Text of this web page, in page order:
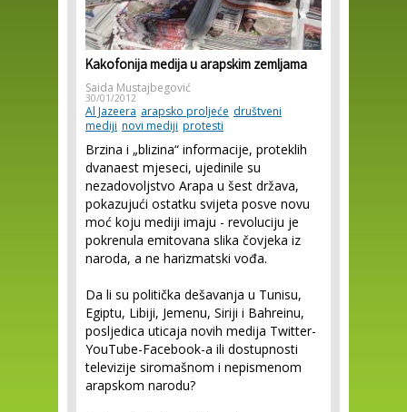
Kakofonija medija u arapskim zemljama
Saida Mustajbegović
30/01/2012
Al Jazeera arapsko proljeće društveni
mediji novi mediji protesti
Brzina i „blizina“ informacije, proteklih
dvanaest mjeseci, ujedinile su
nezadovoljstvo Arapa u šest država,
pokazujući ostatku svijeta posve novu
moć koju mediji imaju - revoluciju je
pokrenula emitovana slika čovjeka iz
naroda, a ne harizmatski vođa.
Da li su politička dešavanja u Tunisu,
Egiptu, Libiji, Jemenu, Siriji i Bahreinu,
posljedica uticaja novih medija Twitter-
YouTube-Facebook-a ili dostupnosti
televizije siromašnom i nepismenom
arapskom narodu?